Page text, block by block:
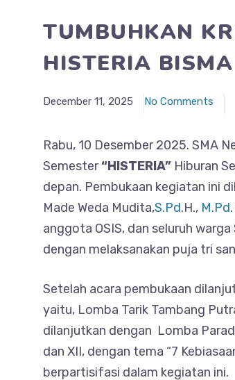
TUMBUHKAN
HISTERIA
December 11, 2025 No Comments
Rabu, 10 Desember 2025. SMA
Semester“HISTERIA” Hiburan
depan. Pembukaan kegiatan ini
Made Weda Mudita,S.Pd.H., M.Pd
anggota OSIS, dan seluruh
dengan melaksanakan puja tri
Setelah acara pembukaan
yaitu, Lomba Tarik Tambang
dilanjutkan dengan Lomba
dan XII, dengan tema “7
berpartisifasi dalam kegiatan ini.